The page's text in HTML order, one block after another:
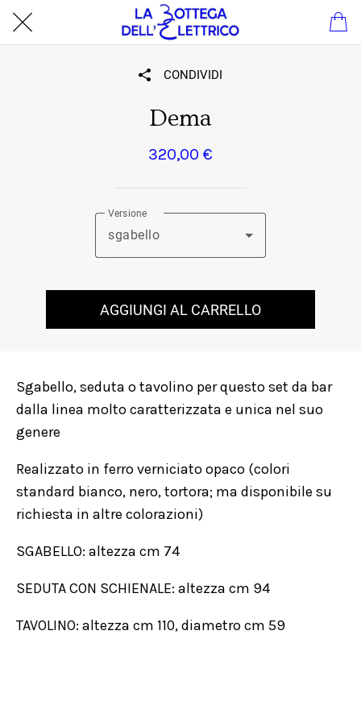
CONDIVIDI
Dema
320,00 €
Versione
sgabello
AGGIUNGI AL CARRELLO
Sgabello, seduta o tavolino per questo set da bar
dalla linea molto caratterizzata e unica nel suo
genere
Realizzato in ferro verniciato opaco (colori
standard bianco, nero, tortora; ma disponibile su
richiesta in altre colorazioni)
SGABELLO: altezza cm 74
SEDUTA CON SCHIENALE: altezza cm 94
TAVOLINO: altezza cm 110, diametro cm 59